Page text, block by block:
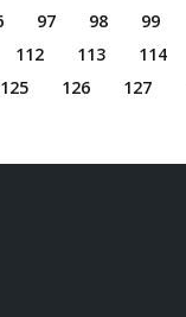
97 98 99
112 113 114
125 126 127